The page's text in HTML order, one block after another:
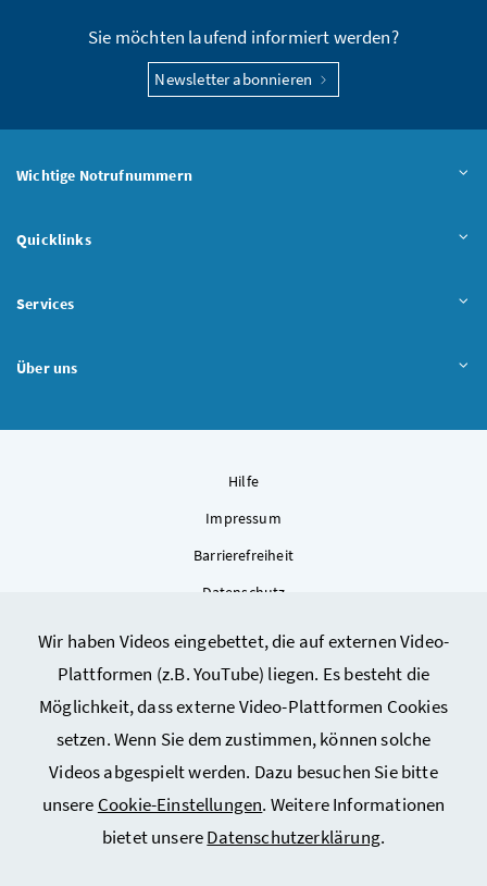
Wir haben Videos eingebettet, die auf externen Video-
Plattformen (z.B. YouTube) liegen. Es besteht die
Möglichkeit, dass externe Video-Plattformen Cookies
setzen. Wenn Sie dem zustimmen, können solche
Videos abgespielt werden. Dazu besuchen Sie bitte
unsere Cookie-Einstellungen. Weitere Informationen
bietet unsereDatenschutzerklärung.
Sie möchten laufend informiert werden?
Newsletter abonnieren
Wichtige Notrufnummern
Quicklinks
Services
Über uns
Hilfe
Impressum
Barrierefreiheit
Datenschutz
Sitemap
Cookie-Einstellungen